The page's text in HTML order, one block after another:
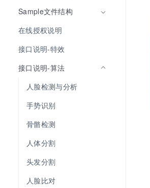
Sample文件结构
在线授权说明
接口说明-特效
接口说明-算法
人脸检测与分析
手势识别
骨骼检测
人体分割
头发分割
人脸比对